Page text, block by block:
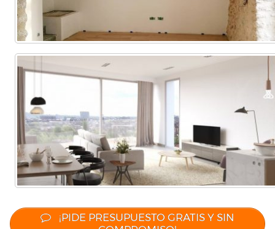
¡PIDE PRESUPUESTO GRATIS Y SIN